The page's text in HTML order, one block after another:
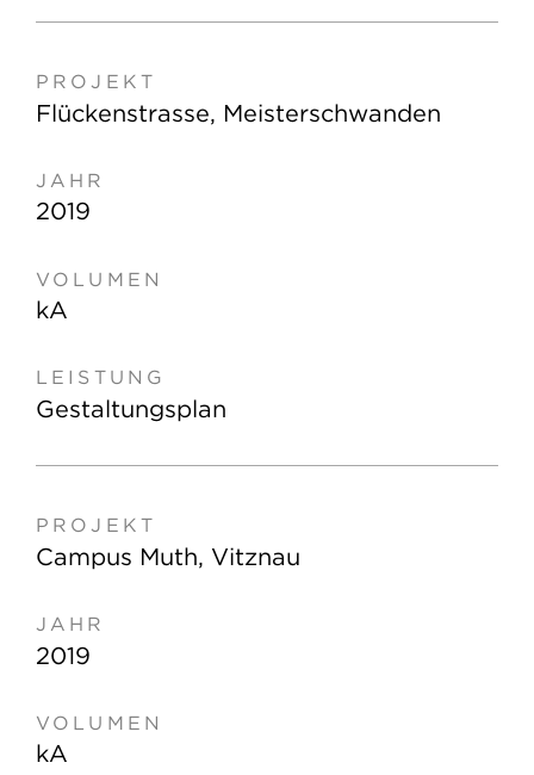
Flückenstrasse, Meisterschwanden
2019
kA
Gestaltungsplan
Campus Muth, Vitznau
2019
kA